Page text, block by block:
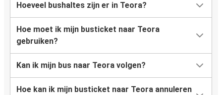
Hoeveel bushaltes zijn er in Teora?
Hoe moet ik mijn busticket naar Teora
gebruiken?
Kan ik mijn bus naar Teora volgen?
Hoe kan ik mijn busticket naar Teora annuleren